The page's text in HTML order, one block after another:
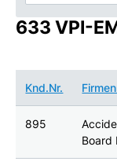
633 VPI-
Knd.Nr.
895
Board